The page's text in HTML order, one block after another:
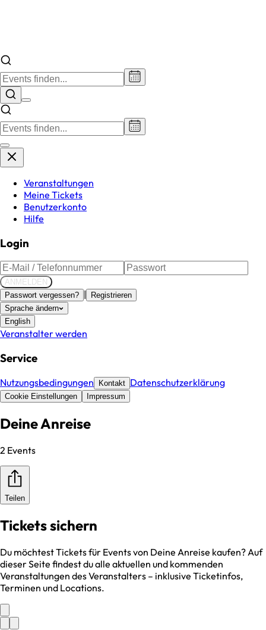
Veranstaltungen
Meine Tickets
Benutzerkonto
Hilfe
Login
ANMELDEN
Passwort vergessen? |
Registrieren
Sprache ändern
English
Veranstalter werden
Service
Nutzungsbedingungen Kontakt Datenschutzerklärung
Cookie Einstellungen Impressum
Deine Anreise
2 Events
Teilen
Tickets sichern
Du möchtest Tickets für Events von Deine Anreise kaufen? Auf
dieser Seite findest du alle aktuellen und kommenden
Veranstaltungen des Veranstalters – inklusive Ticketinfos,
Terminen und Locations.